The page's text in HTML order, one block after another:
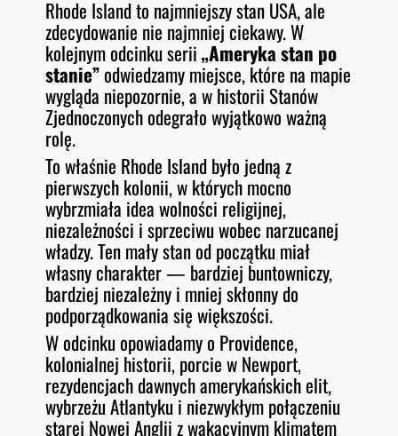
O
D
E
RSS FEED
LINK
EMBED
Rhode Island to najmniejszy stan USA, ale
zdecydowanie nie najmniej ciekawy. W
kolejnym odcinku serii„Ameryka stan po
stanie”odwiedzamy miejsce, które na mapie
wygląda niepozornie, a w historii Stanów
Zjednoczonych odegrało wyjątkowo ważną
rolę.
To właśnie Rhode Island było jedną z
pierwszych kolonii, w których mocno
wybrzmiała idea wolności religijnej,
niezależności i sprzeciwu wobec narzucanej
władzy. Ten mały stan od początku miał
własny charakter — bardziej buntowniczy,
bardziej niezależny i mniej skłonny do
podporządkowania się większości.
W odcinku opowiadamy o Providence,
kolonialnej historii, porcie w Newport,
rezydencjach dawnych amerykańskich elit,
wybrzeżu Atlantyku i niezwykłym połączeniu
starej Nowej Anglii z wakacyjnym klimatem